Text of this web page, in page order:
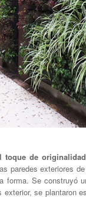
de
paredes exteriores
forma. Se construyó
se plantaron